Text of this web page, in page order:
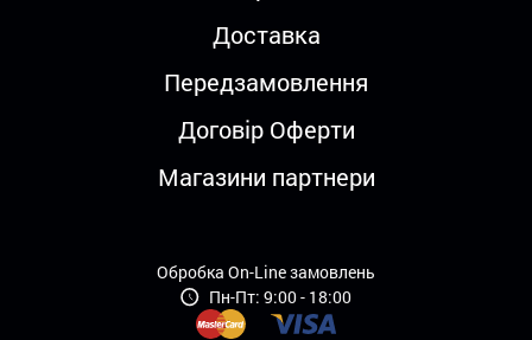
Доставка
Передзамовлення
Договір Оферти
Магазини партнери
Обробка On-Line замовлень
Пн-Пт: 9:00 - 18:00